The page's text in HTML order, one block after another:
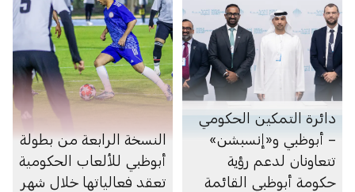
دائرة التمكين الحكومي
– أبوظبي و«إنسبشن»
تتعاونان لدعم رؤية
حكومة أبوظبي القائمة
النسخة الرابعة من بطولة
أبوظبي للألعاب الحكومية
تعقد فعالياتها خلال شهر